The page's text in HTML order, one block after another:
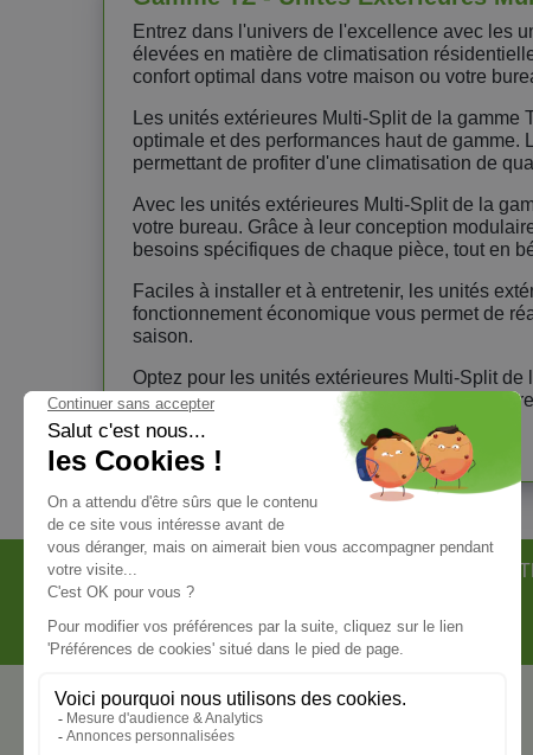
Entrez dans l'univers de l'excellence avec les
élevées en matière de climatisation
confort optimal dans votre maison ou votre
Les unités extérieures Multi-Split de la
optimale et des performances haut de
permettant de profiter d'une climatisation de
Avec les unités extérieures Multi-Split de la
votre bureau. Grâce à leur conception
besoins spécifiques de chaque pièce, tout en
Faciles à installer et à entretenir, les unités
fonctionnement économique vous permet de
saison.
Optez pour les unités extérieures Multi-Split
écoénergétique pour votre maison ou votre
climatisation.
LES TÉMOIGNAGES CLIENTS
NOS PARTENAIRES OFFICIELS
NOUS CONTACTER
ClimOnline
69 Rue du Puits de Fabre